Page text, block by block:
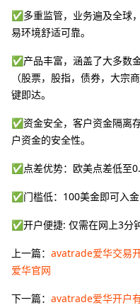
✅多重监管，业务遍及全球
易环境舒适可靠。
✅产品丰富，涵盖了大多数
（股票，股指，债券，大宗
键即达。
✅资金安全，客户资金隔离
户资金的安全性。
✅点差优势：欧美点差低至
✅门槛低：100美金即可入金
✅开户便捷: 仅需在网上3分
上一篇： avatrade爱华交易
爱华官网
下一篇： avatrade爱华开户